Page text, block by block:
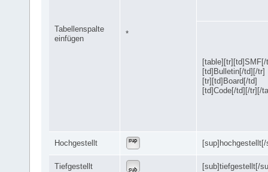
Tabellenspalte
einfügen
*
[table][tr][td]SMF[/
[td]Bulletin[/td][/tr]
[tr][td]Board[/td]
[td]Code[/td][/tr][/
Hochgestellt [sup]hochgestellt[/
Tiefgestellt [sub]tiefgestellt[/